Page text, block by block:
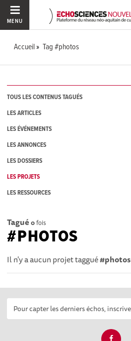
MENU
Accueil Tag #photos
TOUS LES CONTENUS TAGUÉS
LES ARTICLES
LES ÉVÉNEMENTS
LES ANNONCES
LES DOSSIERS
LES PROJETS
LES RESSOURCES
Tagué 0fois
#PHOTOS
Il n'y a aucun projet taggué#photos